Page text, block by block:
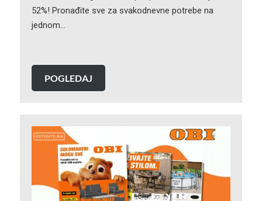
52%! Pronađite sve za svakodnevne potrebe na
jednom…
POGLEDAJ